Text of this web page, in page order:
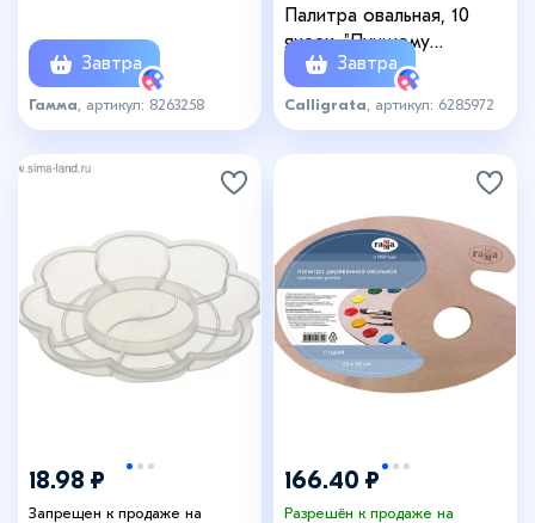
Завтра
Гамма , артикул: 8263258
Палитра овальная, 10
ячеек, "Лучшему
художнику" Calligrata,
белая
Завтра
Calligrata , артикул: 6285972
18.98 ₽
Запрещен к продаже на
166.40 ₽
Разрешён к продаже на